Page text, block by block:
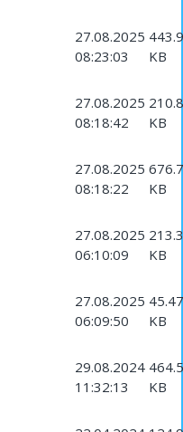
27.08.2025
08:23:03
KB
27.08.2025
08:18:42
KB
27.08.2025
08:18:22
KB
27.08.2025
06:10:09
KB
27.08.2025
06:09:50
KB
29.08.2024
11:32:13
KB